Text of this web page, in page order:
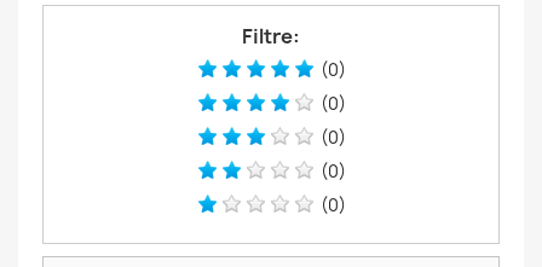
Filtre:
(0)
(0)
(0)
(0)
(0)